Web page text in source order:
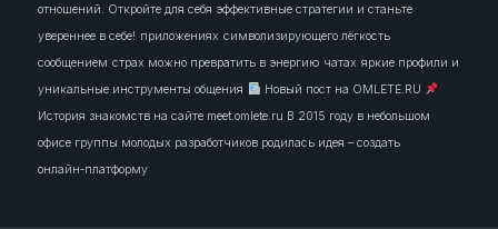
отношений. Откройте для себя эффективные стратегии и станьте
увереннее в себе! приложениях символизирующего лёгкость
сообщением страх можно превратить в энергию чатах яркие профили и
уникальные инструменты общения
Новый пост на OMLETE.RU
История знакомств на сайте meet.omlete.ru В 2015 году в небольшом
офисе группы молодых разработчиков родилась идея – создать
онлайн‑платформу